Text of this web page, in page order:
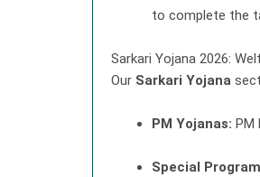
to complete the
Sarkari Yojana 2026:
Our Sarkari Yojana
PM Yojanas: PM
Special